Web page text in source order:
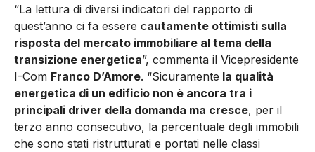
“La lettura di diversi indicatori del rapporto di
quest’anno ci fa essere cautamente ottimisti sulla
risposta del mercato immobiliare al tema della
transizione energetica”, commenta il Vicepresidente
I-Com Franco D’Amore. “Sicuramente la qualità
energetica di un edificio non è ancora tra i
principali driver della domanda ma cresce, per il
terzo anno consecutivo, la percentuale degli immobili
che sono stati ristrutturati e portati nelle classi